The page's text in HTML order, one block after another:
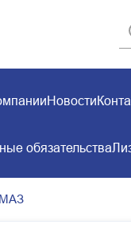
Новости
обязательства